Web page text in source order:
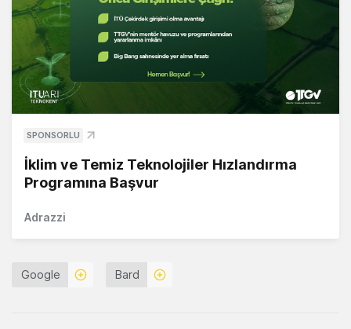
SPONSORLU
İklim ve Temiz Teknolojiler Hızlandırma
Programına Başvur
Adrazzi
Google Bard